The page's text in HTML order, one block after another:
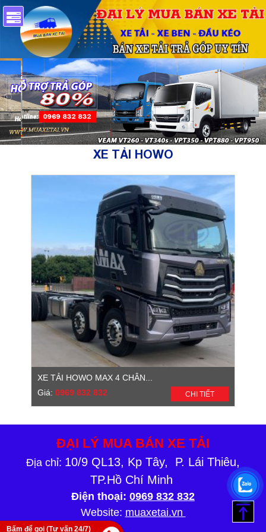
XE TẢI HOWO
XE TẢI HOWO MAX 4 CHÂN...
Giá: 0969 832 832 CHI TIẾT
Bấm để gọi (Tư vấn 24/7)
ĐẠI LÝ MUA BÁN XE TẢI
Địa chỉ: 10/9 QL13, Kp Tây, P. Lái Thiêu,
TP.Hồ Chí Minh
Điện thoại: 0969 832 832
Website: muaxetai.vn